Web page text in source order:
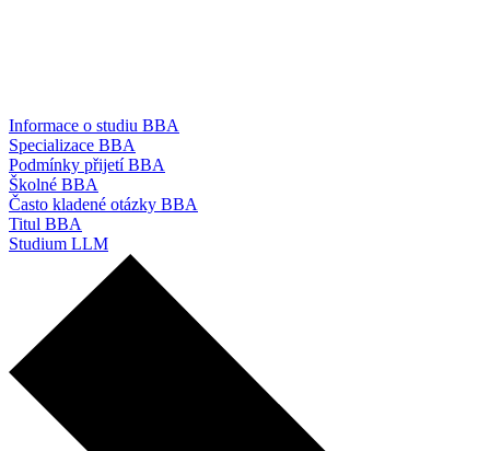
Informace o studiu BBA
Specializace BBA
Podmínky přijetí BBA
Školné BBA
Často kladené otázky BBA
Titul BBA
Studium LLM